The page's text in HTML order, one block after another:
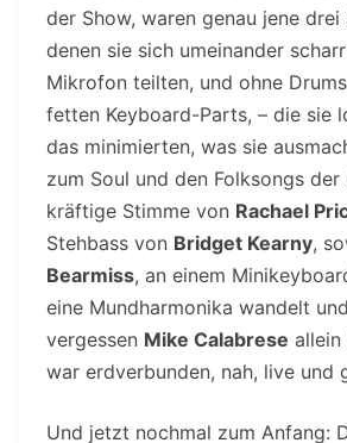
der Show, waren genau jene drei
denen sie sich umeinander
Mikrofon teilten, und ohne
fetten Keyboard-Parts, – die sie
das minimierten, was sie
zum Soul und den Folksongs
kräftige Stimme von Rachael
Stehbass von Bridget Kearny,
Bearmiss, an einem
eine Mundharmonika wandelt
vergessen Mike Calabrese allein
war erdverbunden, nah, live und
Und jetzt nochmal zum Anfang: